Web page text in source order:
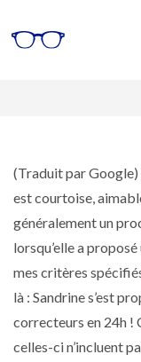
(Traduit par Google)
est courtoise,
généralement un
lorsqu’elle a
mes critères
là : Sandrine s’est
correcteurs en 24h !
celles-ci n’incluent